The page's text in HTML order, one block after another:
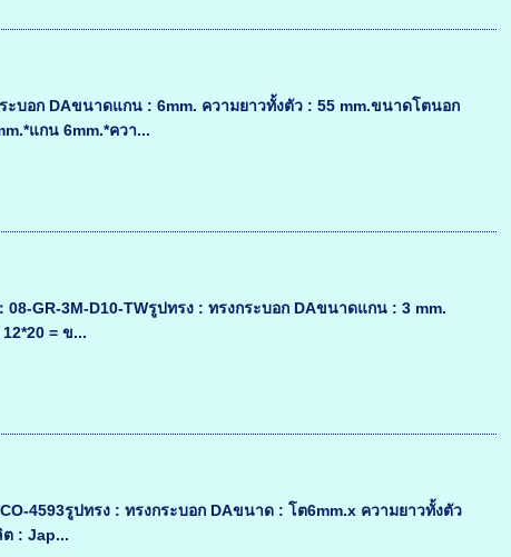
ะบอก DAขนาดแกน : 6mm. ความยาวทั้งตัว : 55 mm.ขนาดโตนอก
แกน 6mm.*ควา...
GR-3M-D10-TWรูปทรง : ทรงกระบอก DAขนาดแกน : 3 mm.
= ข...
4593รูปทรง : ทรงกระบอก DAขนาด : โต6mm.x ความยาวทั้งตัว
: Jap...